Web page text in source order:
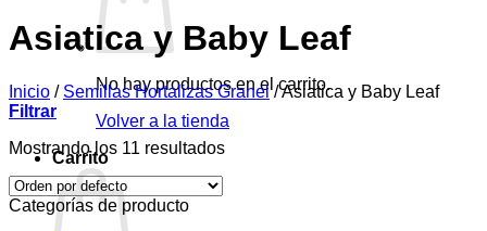
No hay productos en el carrito.
Volver a la tienda
Carrito
Asiatica y Baby Leaf
Inicio / Semillas Hortalizas Granel /Asiatica y Baby Leaf
Filtrar
Mostrando los 11 resultados
Categorías de producto